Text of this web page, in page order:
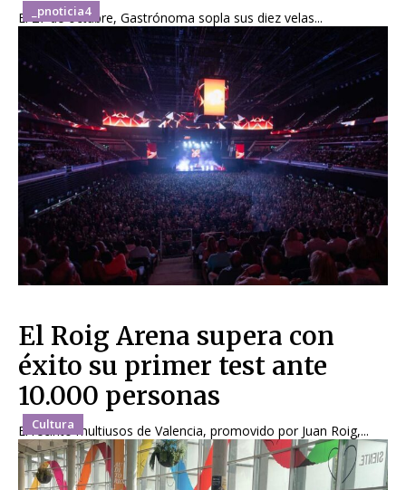
_pnoticia4
El 27 de octubre, Gastrónoma sopla sus diez velas...
Cultura
El Roig Arena supera con
éxito su primer test ante
10.000 personas
El recinto multiusos de Valencia, promovido por Juan Roig,...